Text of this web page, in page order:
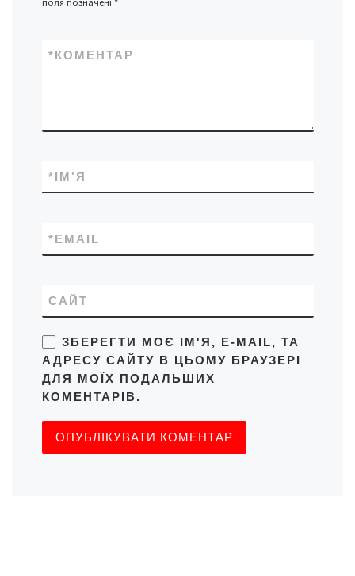
КОМЕНТАР
*
ІМ'Я
*
EMAIL
*
САЙТ
ЗБЕРЕГТИ МОЄ ІМ'Я, E-MAIL, ТА
АДРЕСУ САЙТУ В ЦЬОМУ БРАУЗЕРІ
ДЛЯ МОЇХ ПОДАЛЬШИХ
КОМЕНТАРІВ.